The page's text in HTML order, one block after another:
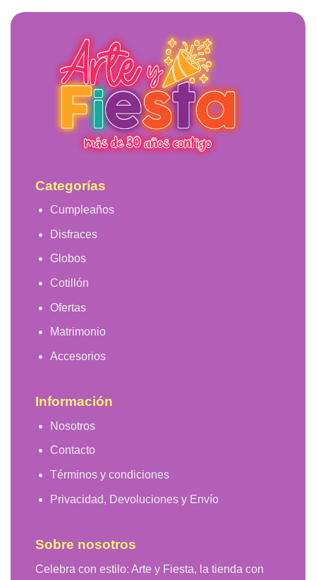
Categorías
Cumpleaños
Disfraces
Globos
Cotillón
Ofertas
Matrimonio
Accesorios
Información
Nosotros
Contacto
Términos y condiciones
Privacidad, Devoluciones y Envío
Sobre nosotros
Celebra con estilo: Arte y Fiesta, la tienda con